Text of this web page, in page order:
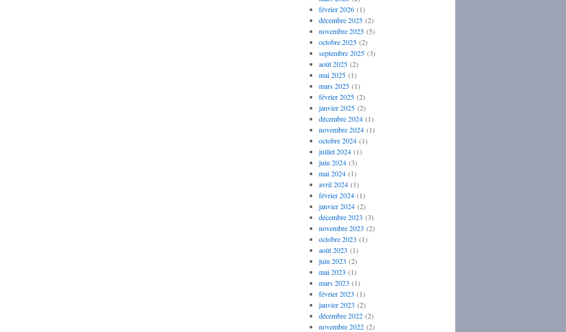
février 2026(1)
décembre 2025(2)
novembre 2025(5)
octobre 2025(2)
septembre 2025(3)
août 2025(2)
mai 2025(1)
mars 2025(1)
février 2025(2)
janvier 2025(2)
décembre 2024(1)
novembre 2024(1)
octobre 2024(1)
juillet 2024(1)
juin 2024(3)
mai 2024(1)
avril 2024(1)
février 2024(1)
janvier 2024(2)
décembre 2023 (3)
novembre 2023 (2)
octobre 2023 (1)
août 2023 (1)
juin 2023 (2)
mai 2023 (1)
mars 2023 (1)
février 2023 (1)
janvier 2023 (2)
décembre 2022(2)
novembre 2022(2)